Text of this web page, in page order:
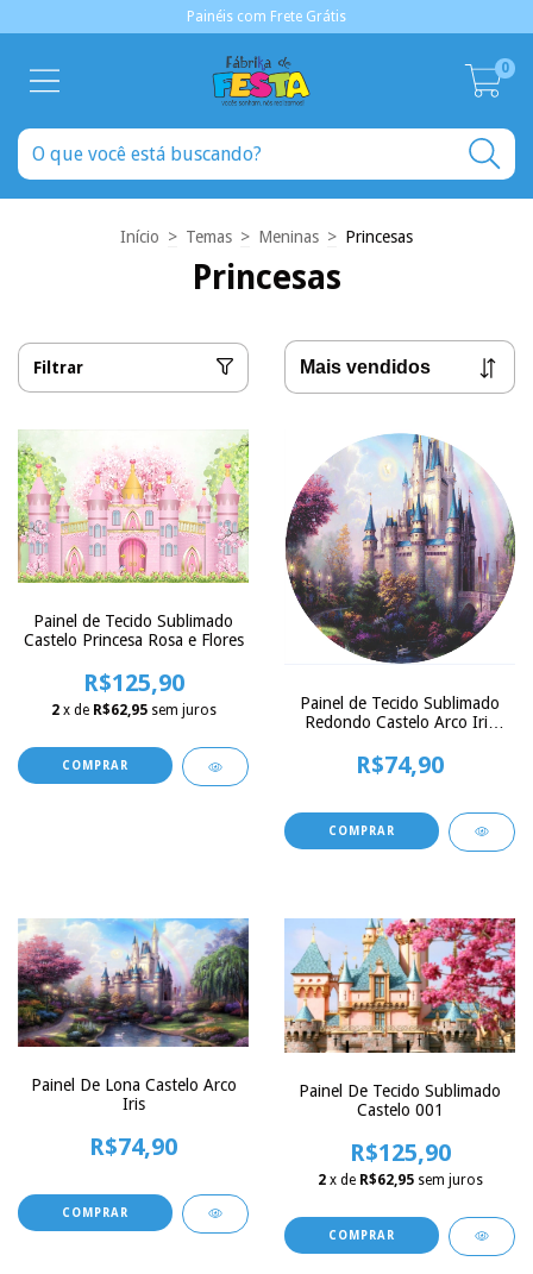
Painéis com Frete Grátis
0
Início > Temas > Meninas > Princesas
Princesas
Filtrar
Painel de Tecido Sublimado
Castelo Princesa Rosa e Flores
R$125,90
2 x de R$62,95 sem juros
COMPRAR
Painel de Tecido Sublimado
Redondo Castelo Arco Iris
R$74,90
Painel De Lona Castelo Arco
Iris
R$74,90
COMPRAR
Painel De Tecido Sublimado
Castelo 001
R$125,90
2 x de R$62,95 sem juros
COMPRAR